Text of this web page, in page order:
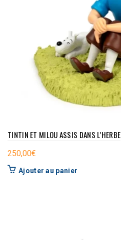
TINTIN ET MILOU ASSIS DANS L’HERBE
250,00€
Ajouter au panier